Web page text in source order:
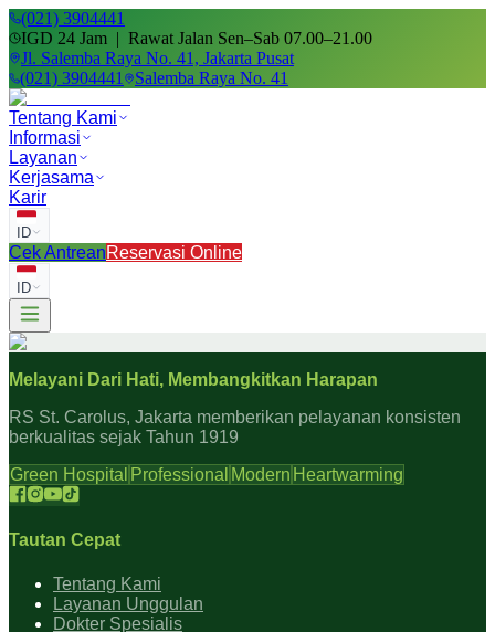
(021) 3904441
IGD 24 Jam | Rawat Jalan Sen–Sab 07.00–21.00
Jl. Salemba Raya No. 41, Jakarta Pusat
(021) 3904441
Salemba Raya No. 41
Tentang Kami
Informasi
Layanan
Kerjasama
Karir
ID
Cek AntreanReservasi Online
ID
Melayani Dari Hati, Membangkitkan Harapan
RS St. Carolus, Jakarta memberikan pelayanan konsisten
berkualitas sejak Tahun 1919
Green Hospital Professional Modern Heartwarming
Tautan Cepat
Tentang Kami
Layanan Unggulan
Dokter Spesialis